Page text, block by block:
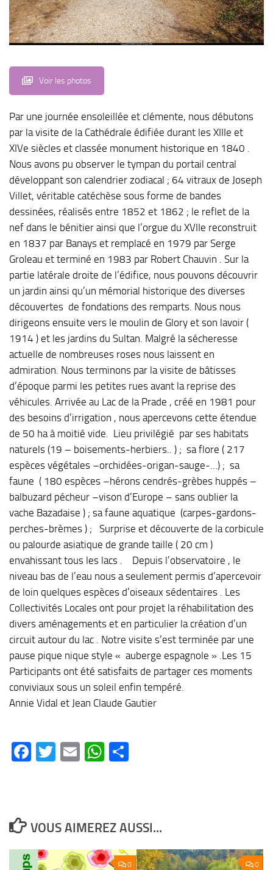
Voir les photos
Par une journée ensoleillée et clémente, nous débutons
par la visite de la Cathédrale édifiée durant les XIIIe et
XIVe siècles et classée monument historique en 1840 .
Nous avons pu observer le tympan du portail central
développant son calendrier zodiacal ; 64 vitraux de Joseph
Villet, véritable catéchèse sous forme de bandes
dessinées, réalisés entre 1852 et 1862 ; le reflet de la
nef dans le bénitier ainsi que l’orgue du XVIIe reconstruit
en 1837 par Banays et remplacé en 1979 par Serge
Groleau et terminé en 1983 par Robert Chauvin . Sur la
partie latérale droite de l’édifice, nous pouvons découvrir
un jardin ainsi qu’un mémorial historique des diverses
découvertes de fondations des remparts. Nous nous
dirigeons ensuite vers le moulin de Glory et son lavoir (
1914 ) et les jardins du Sultan. Malgré la sécheresse
actuelle de nombreuses roses nous laissent en
admiration. Nous terminons par la visite de bâtisses
d’époque parmi les petites rues avant la reprise des
véhicules. Arrivée au Lac de la Prade , créé en 1981 pour
des besoins d’irrigation , nous apercevons cette étendue
de 50 ha à moitié vide. Lieu privilégié par ses habitats
naturels (19 – boisements-herbiers.. ) ; sa flore ( 217
espèces végétales –orchidées-origan-sauge-…) ; sa
faune ( 180 espèces –hérons cendrés-grèbes huppés –
balbuzard pécheur –vison d’Europe – sans oublier la
vache Bazadaise ) ; sa faune aquatique (carpes-gardons-
perches-brèmes ) ; Surprise et découverte de la corbicule
ou palourde asiatique de grande taille ( 20 cm )
envahissant tous les lacs . Depuis l’observatoire , le
niveau bas de l’eau nous a seulement permis d’apercevoir
de loin quelques espèces d’oiseaux sédentaires . Les
Collectivités Locales ont pour projet la réhabilitation des
divers aménagements et en particulier la création d’un
circuit autour du lac . Notre visite s’est terminée par une
pause pique nique style « auberge espagnole » .Les 15
Participants ont été satisfaits de partager ces moments
conviviaux sous un soleil enfin tempéré.
Annie Vidal et Jean Claude Gautier
Facebook
Twitter
EmailWhatsApp
VOUS AIMEREZ AUSSI...
0 0